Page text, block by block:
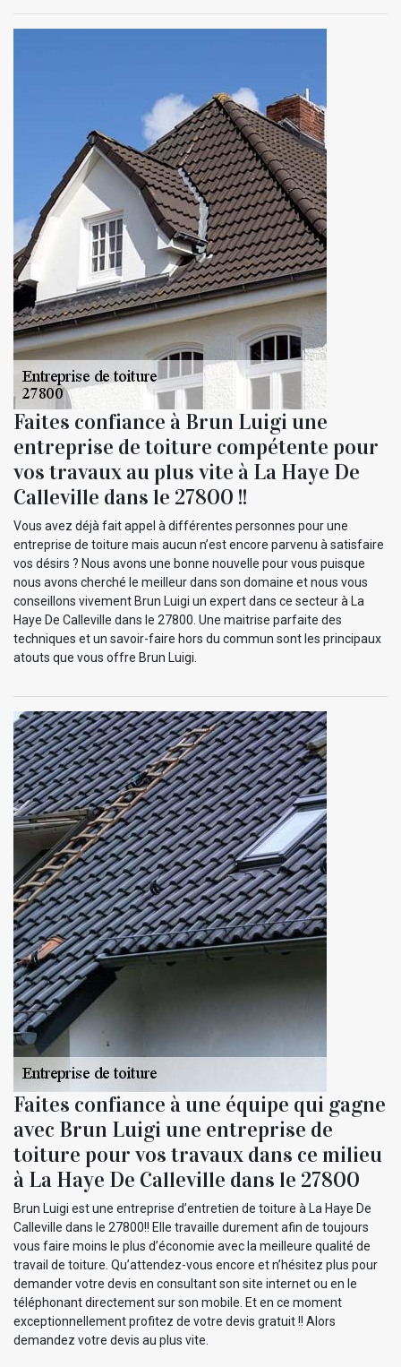
Faites confiance à Brun Luigi une
entreprise de toiture compétente pour
vos travaux au plus vite à La Haye De
Calleville dans le 27800 !!
Vous avez déjà fait appel à différentes personnes pour une
entreprise de toiture mais aucun n’est encore parvenu à satisfaire
vos désirs ? Nous avons une bonne nouvelle pour vous puisque
nous avons cherché le meilleur dans son domaine et nous vous
conseillons vivement Brun Luigi un expert dans ce secteur à La
Haye De Calleville dans le 27800. Une maitrise parfaite des
techniques et un savoir-faire hors du commun sont les principaux
atouts que vous offre Brun Luigi.
Faites confiance à une équipe qui gagne
avec Brun Luigi une entreprise de
toiture pour vos travaux dans ce milieu
à La Haye De Calleville dans le 27800
Brun Luigi est une entreprise d’entretien de toiture à La Haye De
Calleville dans le 27800!! Elle travaille durement afin de toujours
vous faire moins le plus d’économie avec la meilleure qualité de
travail de toiture. Qu’attendez-vous encore et n’hésitez plus pour
demander votre devis en consultant son site internet ou en le
téléphonant directement sur son mobile. Et en ce moment
exceptionnellement profitez de votre devis gratuit !! Alors
demandez votre devis au plus vite.